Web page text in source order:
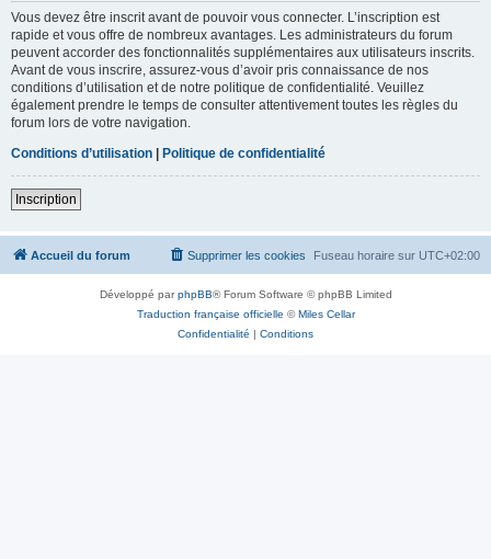
Vous devez être inscrit avant de pouvoir vous connecter. L’inscription est
rapide et vous offre de nombreux avantages. Les administrateurs du forum
peuvent accorder des fonctionnalités supplémentaires aux utilisateurs inscrits.
Avant de vous inscrire, assurez-vous d’avoir pris connaissance de nos
conditions d’utilisation et de notre politique de confidentialité. Veuillez
également prendre le temps de consulter attentivement toutes les règles du
forum lors de votre navigation.
Conditions d’utilisation | Politique de confidentialité
Inscription
Accueil du forum Fuseau horaire sur UTC+02:00
Supprimer les cookies
Développé parphpBB® Forum Software © phpBB Limited
Traduction française officielle ©Miles Cellar
Confidentialité | Conditions